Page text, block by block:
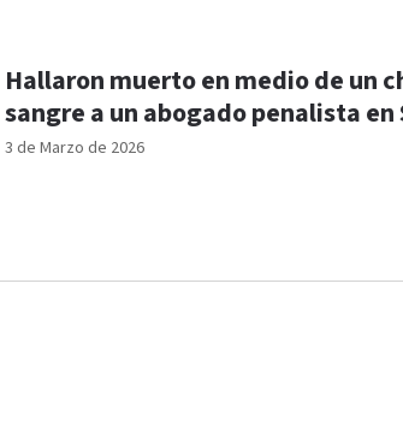
3 de Marzo de 2026
Hallaron muerto en medio de un
sangre a un abogado penalista en